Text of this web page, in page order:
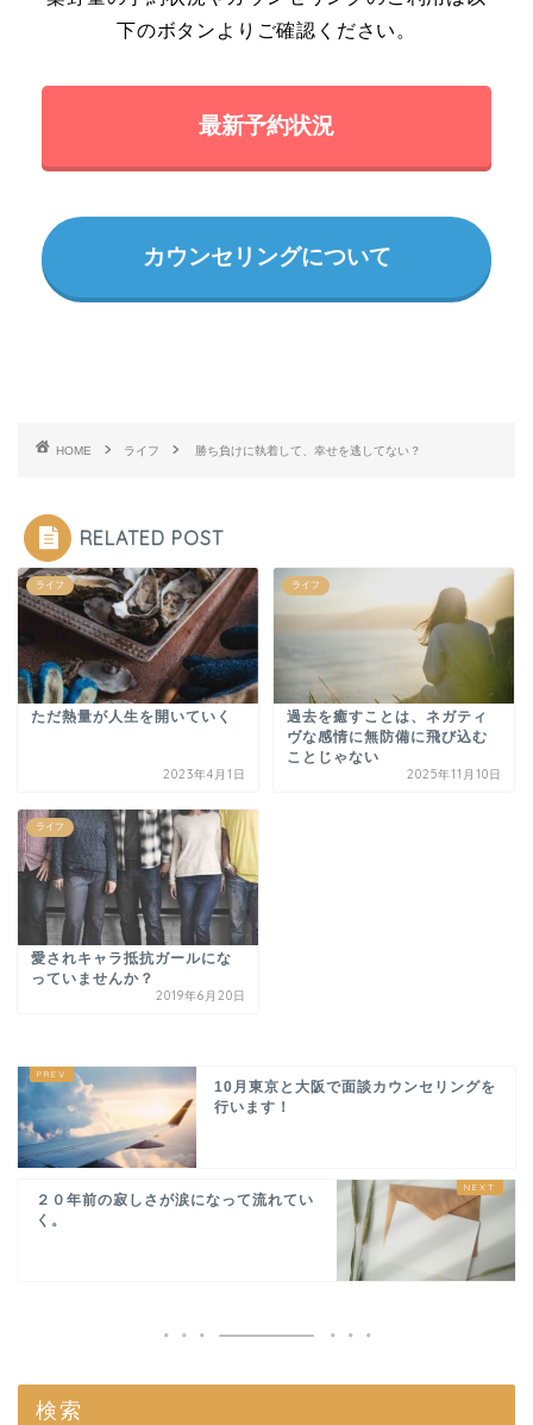
下のボタンよりご確認ください。
最新予約状況
カウンセリングについて
HOME ライフ 勝ち負けに執着して、幸せを逃してない？
RELATED POST
ライフ
ただ熱量が人生を開いていく
2023年4月1日
ライフ
過去を癒すことは、ネガティ
ヴな感情に無防備に飛び込む
ことじゃない
2025年11月10日
ライフ
愛されキャラ抵抗ガールにな
っていませんか？
2019年6月20日
10月東京と大阪で面談カウンセリングを
行います！
２０年前の寂しさが涙になって流れてい
く。
検索